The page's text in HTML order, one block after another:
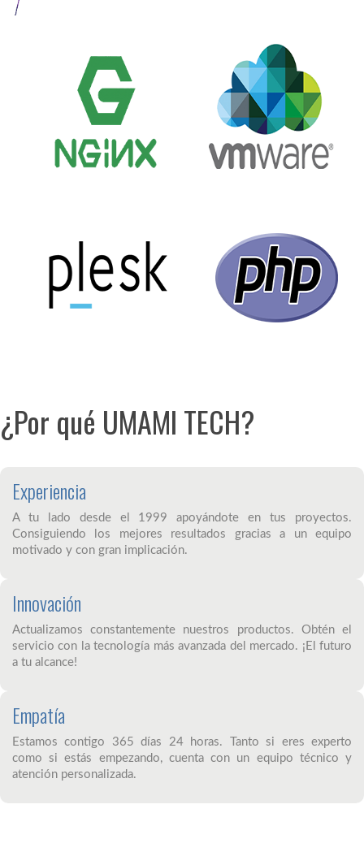
¿Por qué UMAMI TECH?
Experiencia
A tu lado desde el 1999 apoyándote en tus proyectos.
Consiguiendo los mejores resultados gracias a un equipo
motivado y con gran implicación.
Innovación
Actualizamos constantemente nuestros productos. Obtén el
servicio con la tecnología más avanzada del mercado. ¡El futuro
a tu alcance!
Empatía
Estamos contigo 365 días 24 horas. Tanto si eres experto
como si estás empezando, cuenta con un equipo técnico y
atención personalizada.